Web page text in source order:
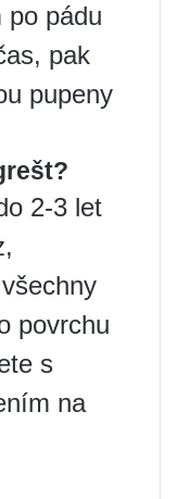
po pádu
pak
pupeny
2-3 let
povrchu
s
na